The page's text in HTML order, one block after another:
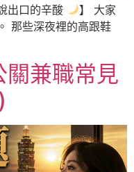
出口的辛酸
】 大家
那些深夜裡的高跟鞋
關兼職常見